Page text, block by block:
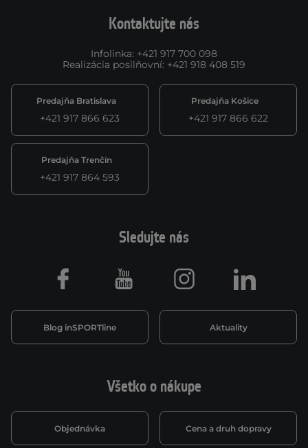
Kontaktujte nás
Infolinka: +421 917 700 098
Realizácia posilňovní: +421 918 408 519
Predajňa Bratislava
+421 917 866 623
Predajňa Košice
+421 917 866 622
Predajňa Trenčín
+421 917 864 593
Všetko o nákupe
Objednávka Cena a druh dopravy
Sledujte nás
Blog inSPORTline Aktuality
Facebook Youtube Instagram LinkedIn